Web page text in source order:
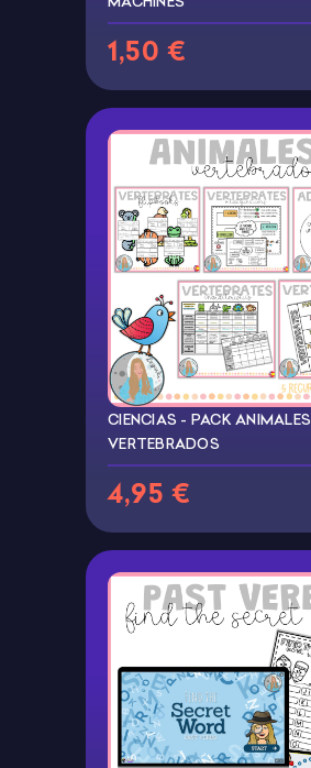
1,50 €
CIENCIAS - PACK ANIMALES
VERTEBRADOS
4,95 €